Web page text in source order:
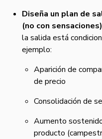
Diseña un plan de
(no con
la salida está
ejemplo:
Aparición de
de precio
Consolidación de
Aumento
producto